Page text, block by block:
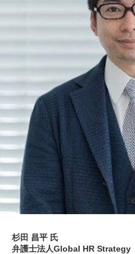
杉田 昌平 氏
弁護士法人Global HR Strategy